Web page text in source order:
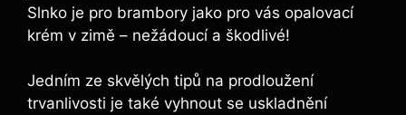
Slnko je pro brambory jako pro vás opalovací
krém v zimě – nežádoucí a škodlivé!
Jedním ze skvělých tipů na prodloužení
trvanlivosti je také vyhnout se uskladnění